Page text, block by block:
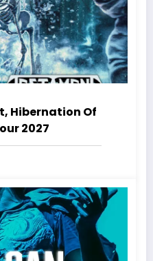
Hibernation Of
2027